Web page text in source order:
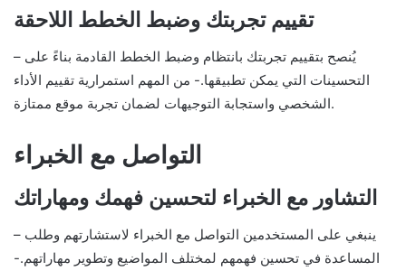
تقييم تجربتك وضبط الخطط اللاحقة
– يُنصح بتقييم تجربتك بانتظام وضبط الخطط القادمة بناءً على
التحسينات التي يمكن تطبيقها.- من المهم استمرارية تقييم الأداء
الشخصي واستجابة التوجيهات لضمان تجربة موقع ممتازة.
التواصل مع الخبراء
التشاور مع الخبراء لتحسين فهمك ومهاراتك
– ينبغي على المستخدمين التواصل مع الخبراء لاستشارتهم وطلب
المساعدة في تحسين فهمهم لمختلف المواضيع وتطوير مهاراتهم.-